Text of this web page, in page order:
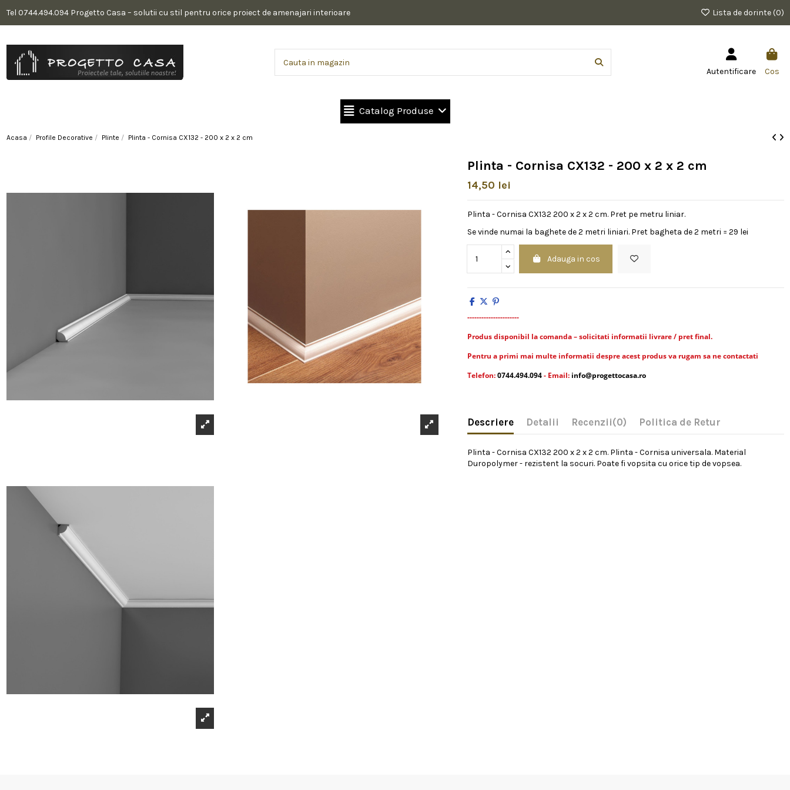
Tel 0744.494.094 Progetto Casa – solutii cu stil pentru orice proiect de amenajari interioare Lista de dorinte (0)
Autentificare Cos
Catalog Produse
Acasa Profile Decorative Plinte Plinta - Cornisa CX132 - 200 x 2 x 2 cm
Plinta - Cornisa CX132 - 200 x 2 x 2 cm
14,50 lei
Plinta - Cornisa CX132 200 x 2 x 2 cm. Pret pe metru liniar.
Se vinde numai la baghete de 2 metri liniari. Pret bagheta de 2 metri = 29 lei
Adauga in cos
----------------------
Produs disponibil la comanda – solicitati informatii livrare / pret final.
Pentru a primi mai multe informatii despre acest produs va rugam sa ne contactati
Telefon:0744.494.094- Email: info@progettocasa.ro
Descriere Detalii Recenzii(0) Politica de Retur
Plinta - Cornisa CX132 200 x 2 x 2 cm. Plinta - Cornisa universala. Material
Duropolymer - rezistent la socuri. Poate fi vopsita cu orice tip de vopsea.